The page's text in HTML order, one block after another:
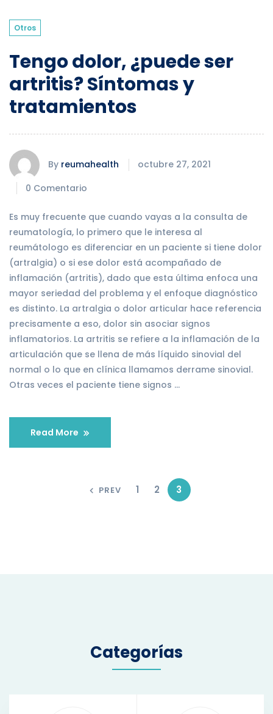
Otros
Tengo dolor, ¿puede ser
artritis? Síntomas y
tratamientos
By reumahealth
octubre 27, 2021
0 Comentario
Es muy frecuente que cuando vayas a la consulta de
reumatología, lo primero que le interesa al
reumátologo es diferenciar en un paciente si tiene dolor
(artralgia) o si ese dolor está acompañado de
inflamación (artritis), dado que esta última enfoca una
mayor seriedad del problema y el enfoque diagnóstico
es distinto. La artralgia o dolor articular hace referencia
precisamente a eso, dolor sin asociar signos
inflamatorios. La artritis se refiere a la inflamación de la
articulación que se llena de más líquido sinovial del
normal o lo que en clínica llamamos derrame sinovial.
Otras veces el paciente tiene signos …
Read More
PREV 1 2 3
Categorías